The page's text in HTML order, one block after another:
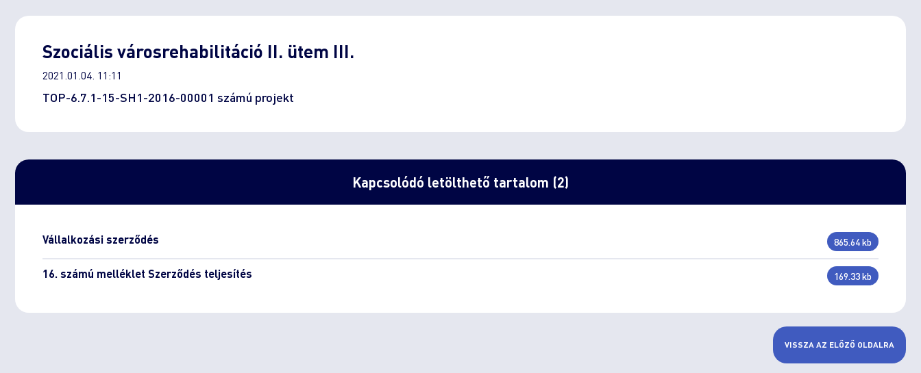
Szociális városrehabilitáció II. ütem III.
2021.01.04. 11:11
TOP-6.7.1-15-SH1-2016-00001 számú projekt
Kapcsolódó letölthető tartalom (2)
Vállalkozási szerződés 865.64 kb
16. számú melléklet Szerződés teljesítés 169.33 kb
VISSZA AZ ELŐZŐ OLDALRA